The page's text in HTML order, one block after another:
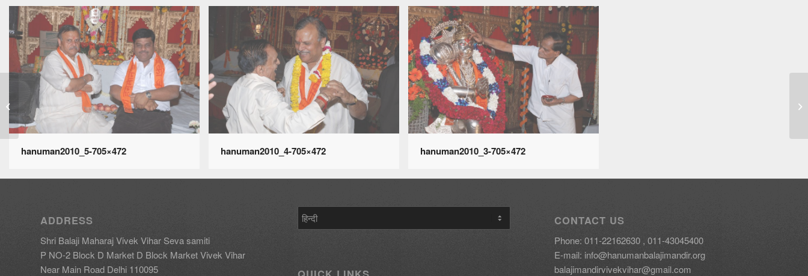
hanuman2010_5-705×472 hanuman2010_4-705×472 hanuman2010_3-705×472
ADDRESS
Shri Balaji Maharaj Vivek Vihar Seva samiti
P NO-2 Block D Market D Block Market Vivek Vihar
Near Main Road Delhi 110095
एक
भाषा
CONTACT US
Phone: 011-22162630 , 011-43045400
E-mail: info@hanumanbalajimandir.org
balajimandirvivekvihar@gmail.com
गणतंत्र दिवस-Jan-2011